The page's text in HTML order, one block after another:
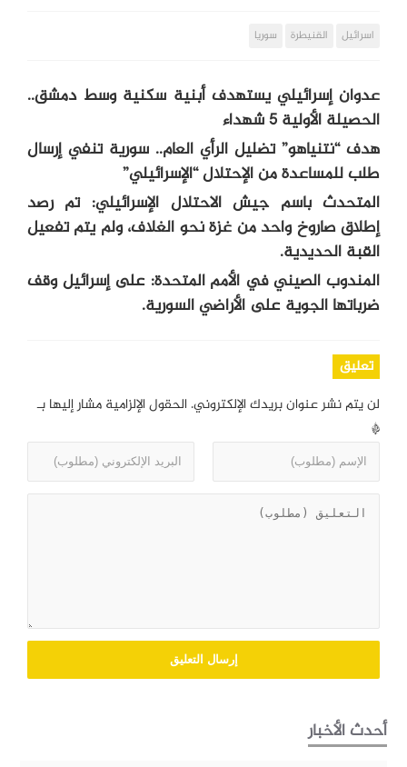
اسرائيل القنيطرة سوريا
عدوان إسرائيلي يستهدف أبنية سكنية وسط دمشق..
الحصيلة الأولية 5 شهداء
هدف “نتنياهو” تضليل الرأي العام.. سورية تنفي إرسال
طلب للمساعدة من الإحتلال “الإسرائيلي”
المتحدث باسم جيش الاحتلال الإسرائيلي: تم رصد
إطلاق صاروخ واحد من غزة نحو الغلاف، ولم يتم تفعيل
القبة الحديدية.
المندوب الصيني في الأمم المتحدة: على إسرائيل وقف
ضرباتها الجوية على الأراضي السورية.
تعليق
لن يتم نشر عنوان بريدك الإلكتروني. الحقول الإلزامية مشار إليها بـ
*
أحدث الأخبار